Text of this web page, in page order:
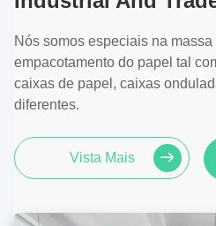
Nós somos especiais na
empacotamento do papel tal
caixas de papel, caixas
diferentes.
Vista Mais